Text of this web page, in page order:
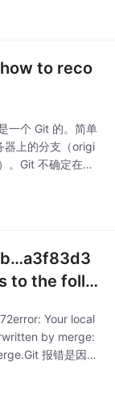
然后打开它（不
to reco
一个 Git 的。简单
器上的分支（origi
。Git 不确定在你
to the follo
Your local
by merge:
报错是因为